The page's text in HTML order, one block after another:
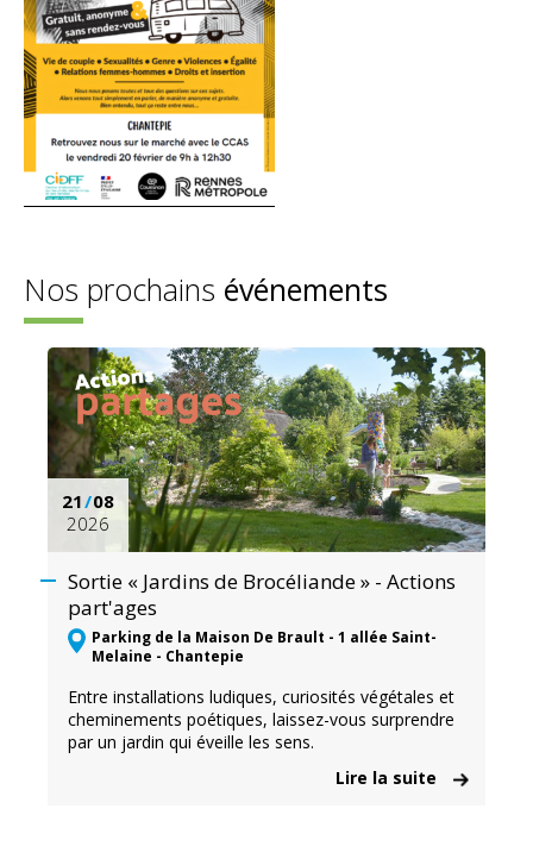
Nos prochains événements
21/08
2026
Sortie « Jardins de Brocéliande » - Actions
part'ages
Parking de la Maison De Brault - 1 allée Saint-
Melaine - Chantepie
Entre installations ludiques, curiosités végétales et
cheminements poétiques, laissez-vous surprendre
par un jardin qui éveille les sens.
Lire la suite